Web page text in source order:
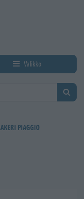
Valikko
PIAGGIO